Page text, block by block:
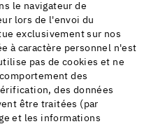
le navigateur de
lors de l'envoi du
exclusivement sur nos
à caractère personnel n'est
pas de cookies et ne
des
des données
être traitées (par
et les informations